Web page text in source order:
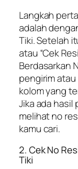
Langkah
adalah
Tiki. Setelah
atau “Cek
Berdasarkan
pengirim
kolom yang
Jika ada hasil
melihat no
kamu cari.
2. Cek No
Tiki